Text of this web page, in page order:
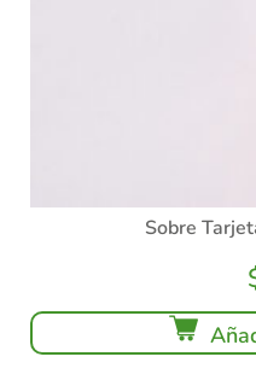
Sobre